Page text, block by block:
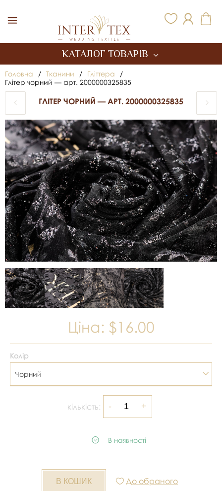
КАТАЛОГ ТОВАРІВ
Головна / Тканини / Гліттера
/
Глітер чорний — арт. 2000000325835
ГЛІТЕР ЧОРНИЙ — АРТ. 2000000325835
Ціна: $16.00
Колір
Чорний
кількість:
В наявності
До обраного